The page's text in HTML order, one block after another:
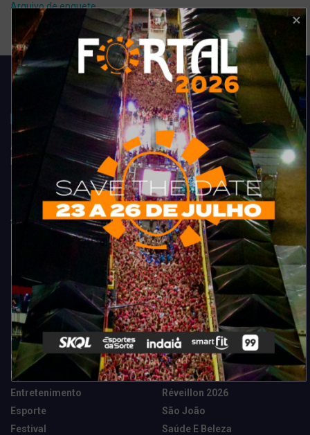
Arquivo de enquete
Acompanhe todas as novidades do entretenimento na região de
Fortaleza. Dicas, promoções, coberturas exclusivas e muito mais.
Categorias
Camarote Vip Junino
Cidade
Destaques
Entretenimento
Esporte
Festival
Marketing E Negócios
Música
News Tech
Réveillon 2026
São João
Saúde E Beleza